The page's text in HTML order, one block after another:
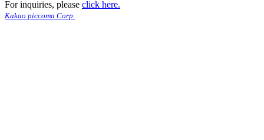
For inquiries, please click here.
Kakao piccoma Corp.